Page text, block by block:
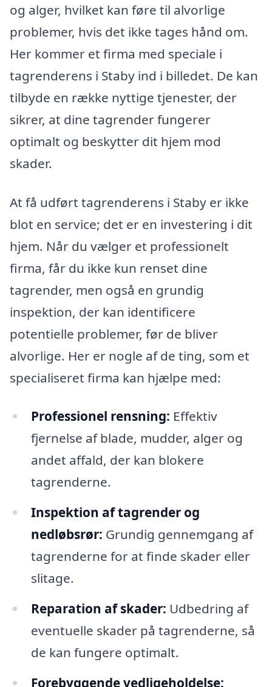
og alger, hvilket kan føre til alvorlige
problemer, hvis det ikke tages hånd om.
Her kommer et firma med speciale i
tagrenderens i Staby ind i billedet. De kan
tilbyde en række nyttige tjenester, der
sikrer, at dine tagrender fungerer
optimalt og beskytter dit hjem mod
skader.
At få udført tagrenderens i Staby er ikke
blot en service; det er en investering i dit
hjem. Når du vælger et professionelt
firma, får du ikke kun renset dine
tagrender, men også en grundig
inspektion, der kan identificere
potentielle problemer, før de bliver
alvorlige. Her er nogle af de ting, som et
specialiseret firma kan hjælpe med:
Professionel rensning: Effektiv
fjernelse af blade, mudder, alger og
andet affald, der kan blokere
tagrenderne.
Inspektion af tagrender og
nedløbsrør: Grundig gennemgang af
tagrenderne for at finde skader eller
slitage.
Reparation af skader: Udbedring af
eventuelle skader på tagrenderne, så
de kan fungere optimalt.
Forebyggende vedligeholdelse: